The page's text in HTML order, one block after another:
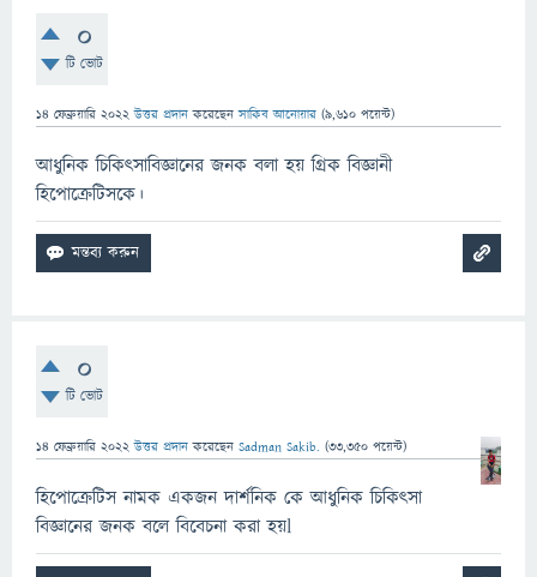
0
টি ভোট
14 ফেব্রুয়ারি 2022 উত্তর প্রদান করেছেনসাকিব আনোয়ার (9,610 পয়েন্ট)
আধুনিক চিকিৎসাবিজ্ঞানের জনক বলা হয় গ্রিক বিজ্ঞানী
হিপোক্রেটিসকে।
0
টি ভোট
14 ফেব্রুয়ারি 2022 উত্তর প্রদান করেছেন Sadman Sakib. (33,350 পয়েন্ট)
হিপোক্রেটিস নামক একজন দার্শনিক কে আধুনিক চিকিৎসা
বিজ্ঞানের জনক বলে বিবেচনা করা হয়l